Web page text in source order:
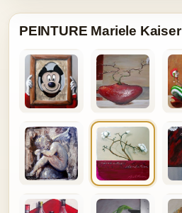
PEINTURE Mariele Kaiser